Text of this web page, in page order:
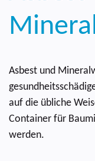
Asbest und
auf die übliche
Container für
werden.